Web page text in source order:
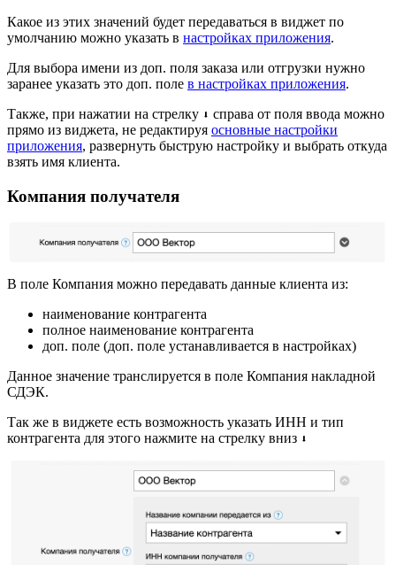
Какое из этих значений будет передаваться в виджет по
умолчанию можно указать в настройках приложения.
Для выбора имени из доп. поля заказа или отгрузки нужно
заранее указать это доп. поле в настройках приложения.
Также, при нажатии на стрелку ⬇️ справа от поля ввода можно
прямо из виджета, не редактируя основные настройки
приложения, развернуть быструю настройку и выбрать откуда
взять имя клиента.
Компания получателя
В поле Компания можно передавать данные клиента из:
наименование контрагента
полное наименование контрагента
доп. поле (доп. поле устанавливается в настройках)
Данное значение транслируется в поле Компания накладной
СДЭК.
Так же в виджете есть возможность указать ИНН и тип
контрагента для этого нажмите на стрелку вниз ⬇️